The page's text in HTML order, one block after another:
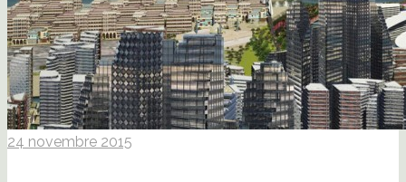
24 novembre 2015